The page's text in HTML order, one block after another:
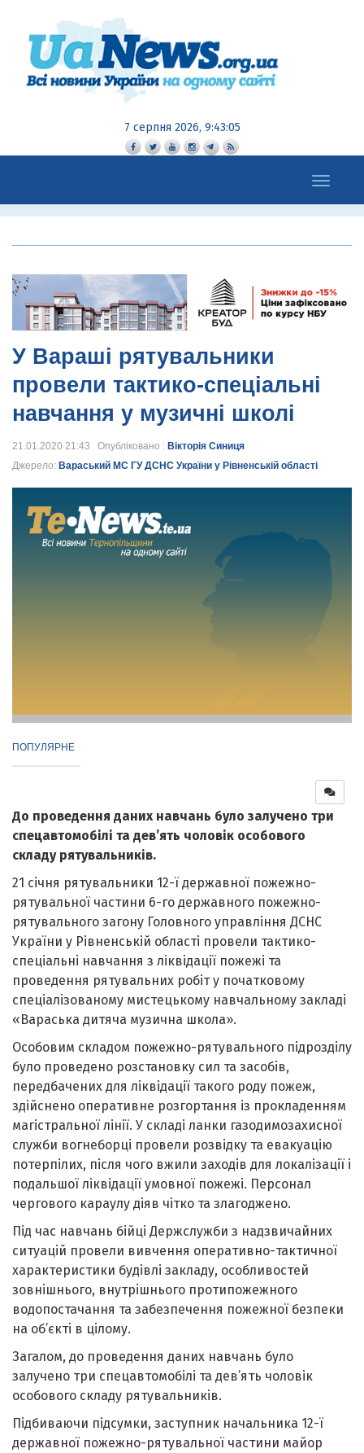
7 серпня 2026, 9:43:06
Toggle
navigation
У Вараші рятувальники
провели тактико-спеціальні
навчання у музичні школі
21.01.2020 21:43 Опубліковано : Вікторія Синиця
Джерело: Вараський МС ГУ ДСНС України у Рівненській області
ПОПУЛЯРНЕ
До проведення даних навчань було залучено три
спецавтомобілі та дев’ять чоловік особового
складу рятувальників.
21 січня рятувальники 12-ї державної пожежно-
рятувальної частини 6-го державного пожежно-
рятувального загону Головного управління ДСНС
України у Рівненській області провели тактико-
спеціальні навчання з ліквідації пожежі та
проведення рятувальних робіт у початковому
спеціалізованому мистецькому навчальному закладі
«Вараська дитяча музична школа».
Особовим складом пожежно-рятувального підрозділу
було проведено розстановку сил та засобів,
передбачених для ліквідації такого роду пожеж,
здійснено оперативне розгортання із прокладенням
магістральної лінії. У складі ланки газодимозахисної
служби вогнеборці провели розвідку та евакуацію
потерпілих, після чого вжили заходів для локалізації і
подальшої ліквідації умовної пожежі. Персонал
чергового караулу діяв чітко та злагоджено.
Під час навчань бійці Держслужби з надзвичайних
ситуацій провели вивчення оперативно-тактичної
характеристики будівлі закладу, особливостей
зовнішнього, внутрішнього протипожежного
водопостачання та забезпечення пожежної безпеки
на об’єкті в цілому.
Загалом, до проведення даних навчань було
залучено три спецавтомобілі та дев’ять чоловік
особового складу рятувальників.
Підбиваючи підсумки, заступник начальника 12-ї
державної пожежно-рятувальної частини майор